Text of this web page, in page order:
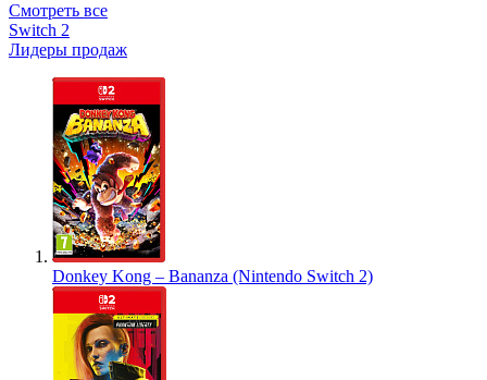
Смотреть все
Switch 2
Лидеры продаж
Donkey Kong – Bananza (Nintendo Switch 2)